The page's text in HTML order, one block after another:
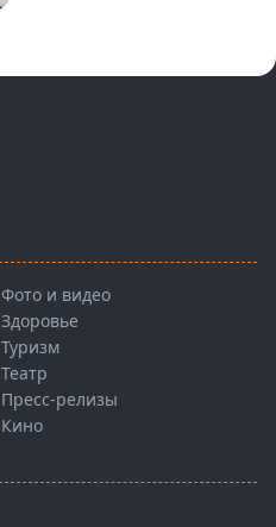
Фото и видео
Здоровье
Туризм
Театр
Пресс-релизы
Кино